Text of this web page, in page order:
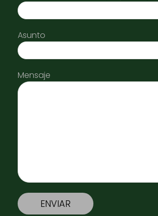
Asunto
Mensaje